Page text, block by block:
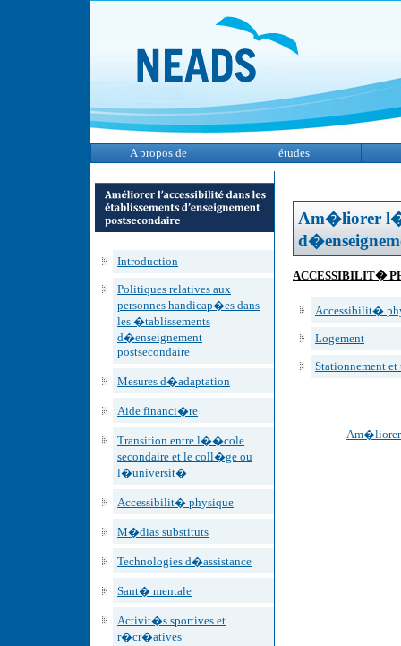
A propos de études
Introduction
Politiques relatives aux
personnes handicap�es dans
les �tablissements
d�enseignement
postsecondaire
Mesures d�adaptation
Aide financi�re
Transition entre l��cole
secondaire et le coll�ge ou
l�universit�
Accessibilit� physique
M�dias substituts
Technologies d�assistance
Sant� mentale
Activit�s sportives et
r�cr�atives
Am�liorer
ACCESSIBILIT�
Accessibilit�
Logement
Stationnement et
Am�liorer